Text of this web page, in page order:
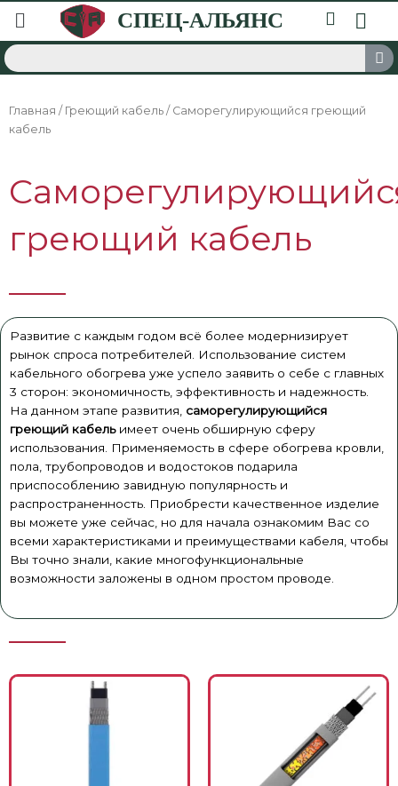
Главная / Греющий кабель / Саморегулирующийся греющий
кабель
греющий кабель
Развитие с каждым годом всё более модернизирует
рынок спроса потребителей. Использование систем
кабельного обогрева уже успело заявить о себе с главных
3 сторон: экономичность, эффективность и надежность.
На данном этапе развития, саморегулирующийся
греющий кабельимеет очень обширную сферу
использования. Применяемость в сфере обогрева кровли,
пола, трубопроводов и водостоков подарила
приспособлению завидную популярность и
распространенность. Приобрести качественное изделие
вы можете уже сейчас, но для начала ознакомим Вас со
всеми характеристиками и преимуществами кабеля, чтобы
Вы точно знали, какие многофункциональные
возможности заложены в одном простом проводе.